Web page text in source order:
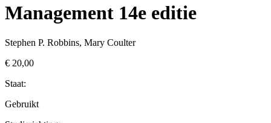
Management 14e editie
Stephen P. Robbins, Mary Coulter
€ 20,00
Staat:
Gebruikt